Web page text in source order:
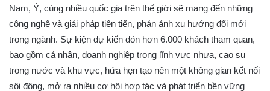
Nam, Ý, cùng nhiều quốc gia trên thế giới sẽ mang đến những
công nghệ và giải pháp tiên tiến, phản ánh xu hướng đổi mới
trong ngành. Sự kiện dự kiến đón hơn 6.000 khách tham quan,
bao gồm cá nhân, doanh nghiệp trong lĩnh vực nhựa, cao su
trong nước và khu vực, hứa hẹn tạo nên một không gian kết nối
sôi động, mở ra nhiều cơ hội hợp tác và phát triển bền vững